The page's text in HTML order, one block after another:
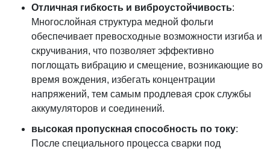
Отличная гибкость и виброустойчивость:
Многослойная структура медной фольги
обеспечивает превосходные возможности изгиба и
скручивания, что позволяет эффективно
поглощать вибрацию и смещение, возникающие во
время вождения, избегать концентрации
напряжений, тем самым продлевая срок службы
аккумуляторов и соединений.
высокая пропускная способность по току:
После специального процесса сварки под